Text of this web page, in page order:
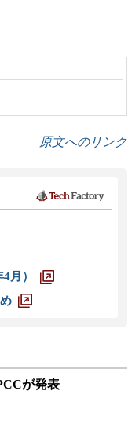
原文へのリンク
月）
が発表